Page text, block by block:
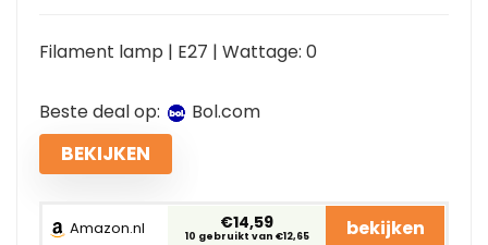
Filament lamp | E27 | Wattage: 0
Beste deal op: bol.com
BEKIJKEN
Amazon.nl €14,59
10 gebruikt van €12,65 bekijken